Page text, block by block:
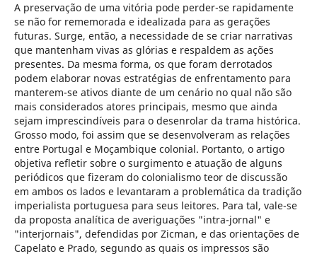
A preservação de uma vitória pode perder-se rapidamente
se não for rememorada e idealizada para as gerações
futuras. Surge, então, a necessidade de se criar narrativas
que mantenham vivas as glórias e respaldem as ações
presentes. Da mesma forma, os que foram derrotados
podem elaborar novas estratégias de enfrentamento para
manterem-se ativos diante de um cenário no qual não são
mais considerados atores principais, mesmo que ainda
sejam imprescindíveis para o desenrolar da trama histórica.
Grosso modo, foi assim que se desenvolveram as relações
entre Portugal e Moçambique colonial. Portanto, o artigo
objetiva refletir sobre o surgimento e atuação de alguns
periódicos que fizeram do colonialismo teor de discussão
em ambos os lados e levantaram a problemática da tradição
imperialista portuguesa para seus leitores. Para tal, vale-se
da proposta analítica de averiguações "intra-jornal" e
"interjornais", defendidas por Zicman, e das orientações de
Capelato e Prado, segundo as quais os impressos são